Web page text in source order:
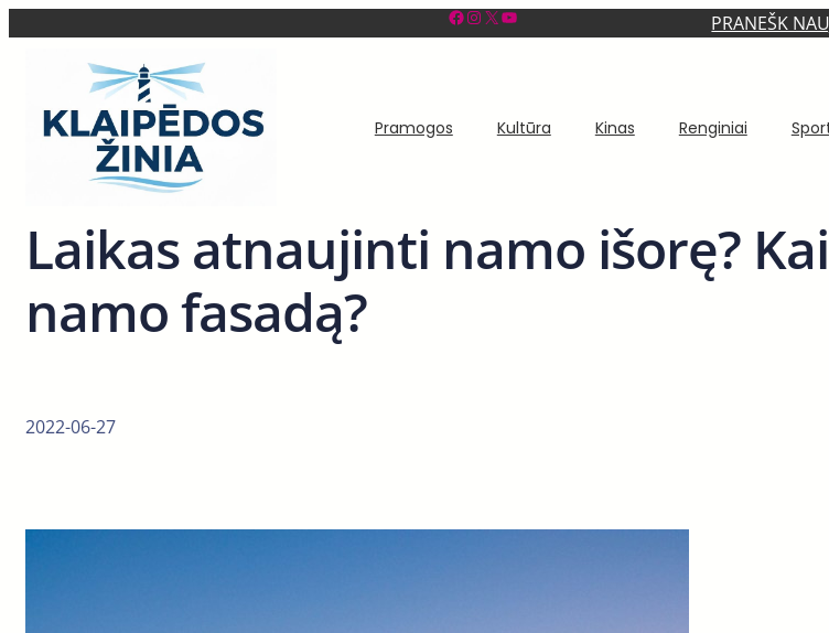
Facebook InstagramX YouTube PRANEŠK
Pramogos Kultūra Kinas Renginiai
Laikas atnaujinti namo išorę?
namo fasadą?
2022-06-27